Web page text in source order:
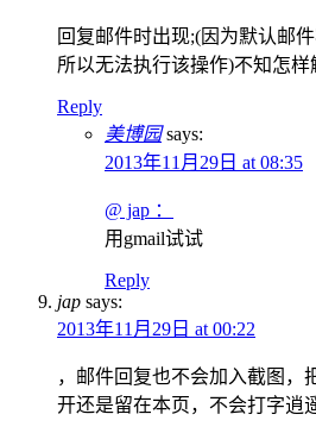
回复邮件时出现;(因为默认邮
所以无法执行该操作)不知怎样
Reply
美博园 says:
2013年11月29日 at 08:35
@ jap ：
用gmail试试
Reply
jap says:
2013年11月29日 at 00:22
，邮件回复也不会加入截图，
开还是留在本页，不会打字逍